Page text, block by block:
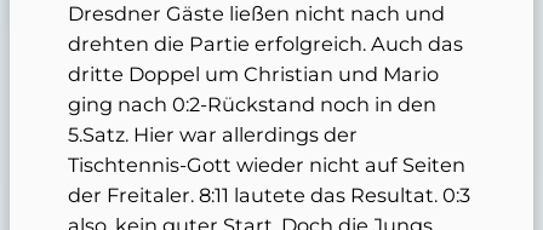
Dresdner Gäste ließen nicht nach und
drehten die Partie erfolgreich. Auch das
dritte Doppel um Christian und Mario
ging nach 0:2-Rückstand noch in den
5.Satz. Hier war allerdings der
Tischtennis-Gott wieder nicht auf Seiten
der Freitaler. 8:11 lautete das Resultat. 0:3